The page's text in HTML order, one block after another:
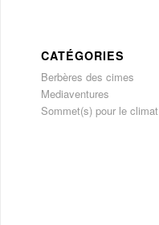
CATÉGORIES
Berbères des cimes
Mediaventures
Sommet(s) pour le climat